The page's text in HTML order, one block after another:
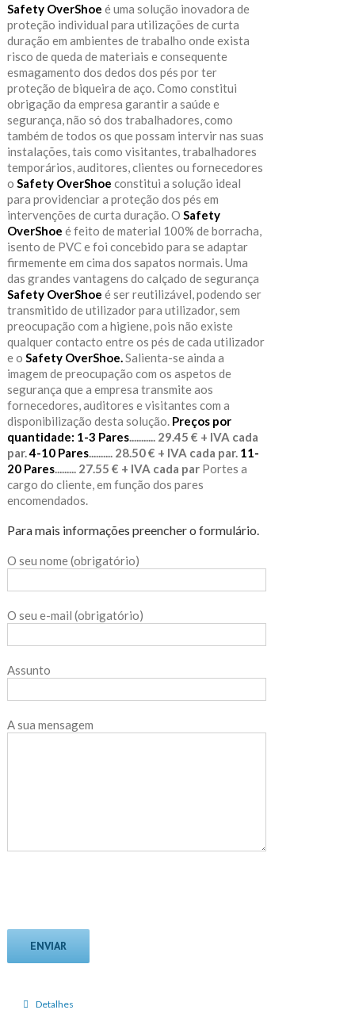
Safety OverShoe é uma solução inovadora de
proteção individual para utilizações de curta
duração em ambientes de trabalho onde exista
risco de queda de materiais e consequente
esmagamento dos dedos dos pés por ter
proteção de biqueira de aço. Como constitui
obrigação da empresa garantir a saúde e
segurança, não só dos trabalhadores, como
também de todos os que possam intervir nas suas
instalações, tais como visitantes, trabalhadores
temporários, auditores, clientes ou fornecedores
o Safety OverShoe constitui a solução ideal
para providenciar a proteção dos pés em
intervenções de curta duração. O Safety
OverShoe é feito de material 100% de borracha,
isento de PVC e foi concebido para se adaptar
firmemente em cima dos sapatos normais. Uma
das grandes vantagens do calçado de segurança
Safety OverShoe é ser reutilizável, podendo ser
transmitido de utilizador para utilizador, sem
preocupação com a higiene, pois não existe
qualquer contacto entre os pés de cada utilizador
e o Safety OverShoe. Salienta-se ainda a
imagem de preocupação com os aspetos de
segurança que a empresa transmite aos
fornecedores, auditores e visitantes com a
disponibilização desta solução. Preços por
quantidade: 1-3 Pares........... 29.45 € + IVA cada
par. 4-10 Pares.......... 28.50 € + IVA cada par. 11-
20 Pares......... 27.55 € + IVA cada parPortes a
cargo do cliente, em função dos pares
encomendados.
Para mais informações preencher o formulário.
O seu nome (obrigatório)
O seu e-mail (obrigatório)
Assunto
A sua mensagem
Detalhes